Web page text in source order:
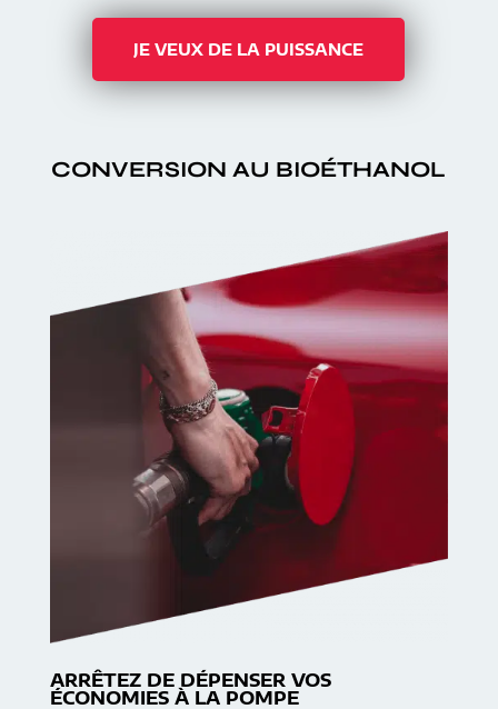
JE VEUX DE LA PUISSANCE
CONVERSION AU BIOÉTHANOL
ARRÊTEZ DE DÉPENSER VOS
ÉCONOMIES À LA POMPE